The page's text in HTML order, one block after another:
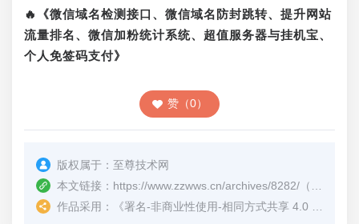
🔥《微信域名检测接口、微信域名防封跳转、提升网站
流量排名、微信加粉统计系统、超值服务器与挂机宝、
个人免签码支付》
赞（0）
版权属于： 至尊技术网
本文链接： https://www.zzwws.cn/archives/8282/ （转载时请注明本文出处及文章链接）
作品采用：
《署名-非商业性使用-相同方式共享 4.0 国际 (CC BY-NC-SA 4.0)